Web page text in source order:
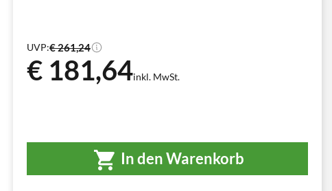
UVP:€ 261,24
€ 181,64inkl. MwSt.
In den Warenkorb